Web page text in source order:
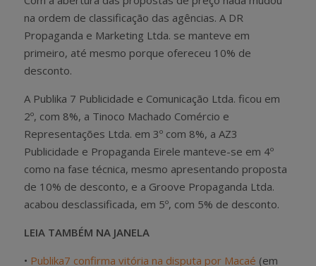
na ordem de classificação das agências. A DR
Propaganda e Marketing Ltda. se manteve em
primeiro, até mesmo porque ofereceu 10% de
desconto.
A Publika 7 Publicidade e Comunicação Ltda. ficou em
2º, com 8%, a Tinoco Machado Comércio e
Representações Ltda. em 3º com 8%, a AZ3
Publicidade e Propaganda Eirele manteve-se em 4º
como na fase técnica, mesmo apresentando proposta
de 10% de desconto, e a Groove Propaganda Ltda.
acabou desclassificada, em 5º, com 5% de desconto.
LEIA TAMBÉM NA JANELA
• Publika7 confirma vitória na disputa por Macaé (em